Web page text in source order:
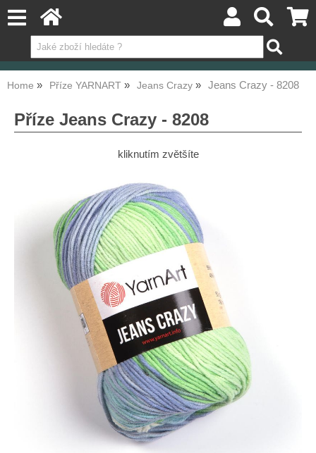
Home Příze YARNART Jeans Crazy Jeans Crazy - 8208
Příze Jeans Crazy - 8208
kliknutím zvětšíte